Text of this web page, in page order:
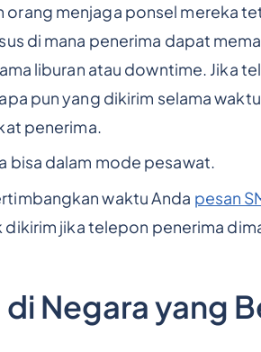
orang menjaga ponsel mereka
di mana penerima dapat
liburan atau downtime. Jika
pun yang dikirim selama
penerima.
bisa dalam mode pesawat.
waktu Anda pesan
jika telepon penerima
Negara yang